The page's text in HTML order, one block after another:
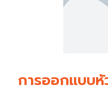
การออกแบบ